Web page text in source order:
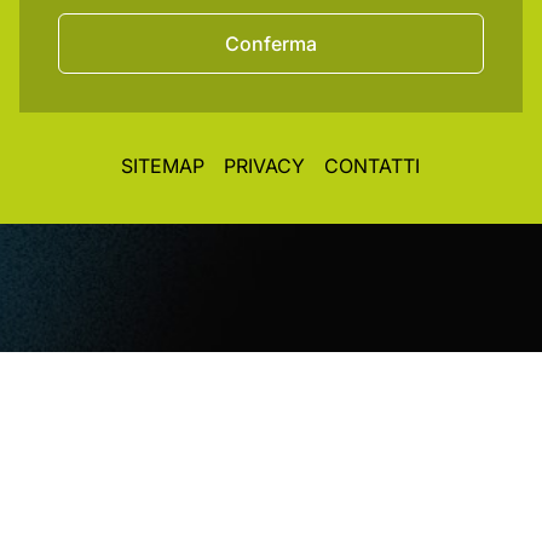
Conferma
SITEMAP PRIVACY CONTATTI